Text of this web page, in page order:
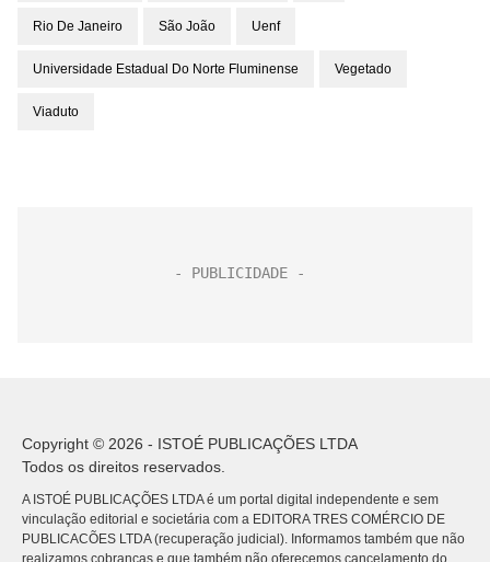
Rio De Janeiro São João Uenf
Universidade Estadual Do Norte Fluminense Vegetado
Viaduto
Copyright © 2026 - ISTOÉ PUBLICAÇÕES LTDA
Todos os direitos reservados.
A ISTOÉ PUBLICAÇÕES LTDA é um portal digital independente e sem
vinculação editorial e societária com a EDITORA TRES COMÉRCIO DE
PUBLICACÕES LTDA (recuperação judicial). Informamos também que não
realizamos cobranças e que também não oferecemos cancelamento do